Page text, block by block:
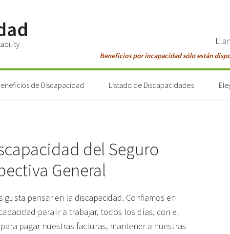
Beneficios por incapacidad sólo están
de Discapacidad Listado de Discapacidades
del Seguro
General
pensar en la discapacidad. Confiamos en
para ir a trabajar, todos los días, con el
pagar nuestras facturas, mantener a nuestras